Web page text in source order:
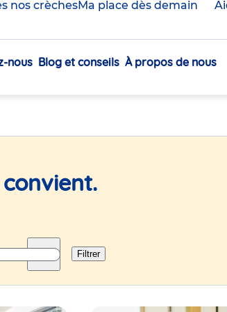
nos crèchesMa place dès demain
nous Blog et conseils À propos de nous
Filtrer